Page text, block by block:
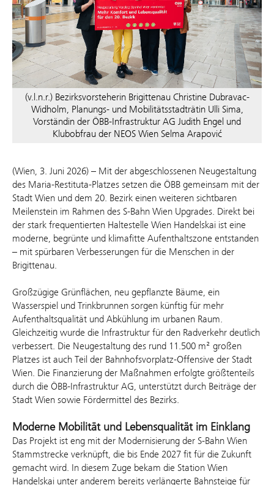
(v.l.n.r.) Bezirksvorsteherin Brigittenau Christine Dubravac-
Widholm, Planungs- und Mobilitätsstadträtin Ulli Sima,
Vorständin der ÖBB-Infrastruktur AG Judith Engel und
Klubobfrau der NEOS Wien Selma Arapović
(Wien, 3. Juni 2026) – Mit der abgeschlossenen Neugestaltung
des Maria-Restituta-Platzes setzen die ÖBB gemeinsam mit der
Stadt Wien und dem 20. Bezirk einen weiteren sichtbaren
Meilenstein im Rahmen des S-Bahn Wien Upgrades. Direkt bei
der stark frequentierten Haltestelle Wien Handelskai ist eine
moderne, begrünte und klimafitte Aufenthaltszone entstanden
– mit spürbaren Verbesserungen für die Menschen in der
Brigittenau.
Großzügige Grünflächen, neu gepflanzte Bäume, ein
Wasserspiel und Trinkbrunnen sorgen künftig für mehr
Aufenthaltsqualität und Abkühlung im urbanen Raum.
Gleichzeitig wurde die Infrastruktur für den Radverkehr deutlich
verbessert. Die Neugestaltung des rund 11.500 m² großen
Platzes ist auch Teil der Bahnhofsvorplatz-Offensive der Stadt
Wien. Die Finanzierung der Maßnahmen erfolgte größtenteils
durch die ÖBB-Infrastruktur AG, unterstützt durch Beiträge der
Stadt Wien sowie Fördermittel des Bezirks.
Moderne Mobilität und Lebensqualität im Einklang
Das Projekt ist eng mit der Modernisierung der S-Bahn Wien
Stammstrecke verknüpft, die bis Ende 2027 fit für die Zukunft
gemacht wird. In diesem Zuge bekam die Station Wien
Handelskai unter anderem bereits verlängerte Bahnsteige für